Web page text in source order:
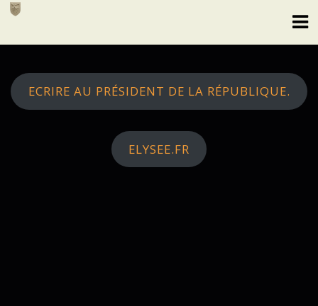
Skip
ECRIRE AU PRÉSIDENT DE LA RÉPUBLIQUE.
ELYSEE.FR